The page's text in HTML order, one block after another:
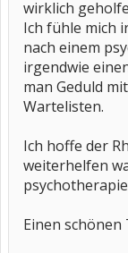
wirklich
Ich fühle mich
nach einem
irgendwie
man Geduld
Wartelisten.
Ich hoffe der
weiterhelfen
Einen schönen